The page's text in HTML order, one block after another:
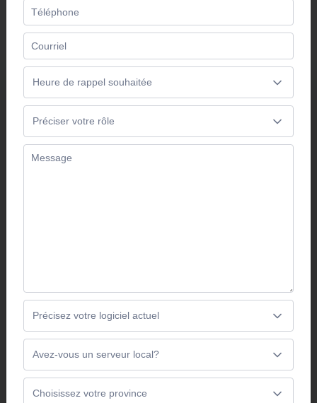
Parce que chaque pratique est différente, Optosys met à
votre disposition des solutions adaptées à votre clinique.
Solutions cliniques
Réduisez le temps consacré aux tâches
distance, où que vous soyez. Optosys Solution
s’ajuste à toutes les configurations de gestion
clinique.
Optosys Accès
Optosys Catalogue